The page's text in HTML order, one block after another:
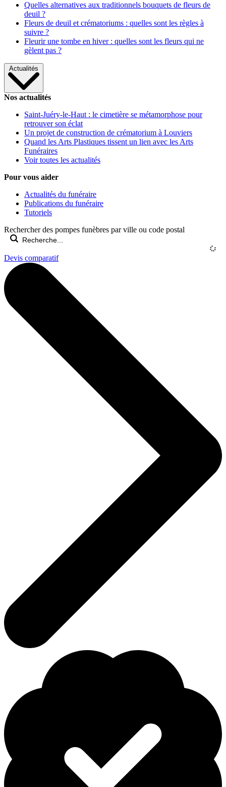
Quelles alternatives aux traditionnels bouquets de fleurs de
deuil ?
Fleurs de deuil et crématoriums : quelles sont les règles à
suivre ?
Fleurir une tombe en hiver : quelles sont les fleurs qui ne
gèlent pas ?
Actualités
Nos actualités
Saint-Juéry-le-Haut : le cimetière se métamorphose pour
retrouver son éclat
Un projet de construction de crématorium à Louviers
Quand les Arts Plastiques tissent un lien avec les Arts
Funéraires
Voir toutes les actualités
Pour vous aider
Actualités du funéraire
Publications du funéraire
Tutoriels
Rechercher des pompes funèbres par ville ou code postal
Devis comparatif